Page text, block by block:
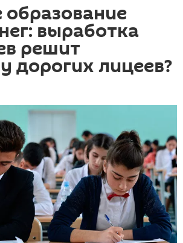
выработка
решит
дорогих лицеев?